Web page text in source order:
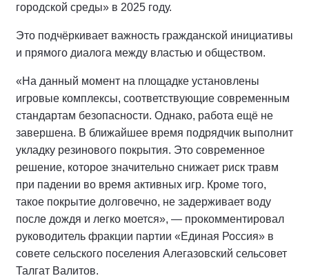
городской среды» в 2025 году.
Это подчёркивает важность гражданской инициативы
и прямого диалога между властью и обществом.
«На данный момент на площадке установлены
игровые комплексы, соответствующие современным
стандартам безопасности. Однако, работа ещё не
завершена. В ближайшее время подрядчик выполнит
укладку резинового покрытия. Это современное
решение, которое значительно снижает риск травм
при падении во время активных игр. Кроме того,
такое покрытие долговечно, не задерживает воду
после дождя и легко моется», — прокомментировал
руководитель фракции партии «Единая Россия» в
совете сельского поселения Алегазовский сельсовет
Талгат Валитов.